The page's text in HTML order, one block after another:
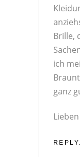
Brille,
ich
ganz